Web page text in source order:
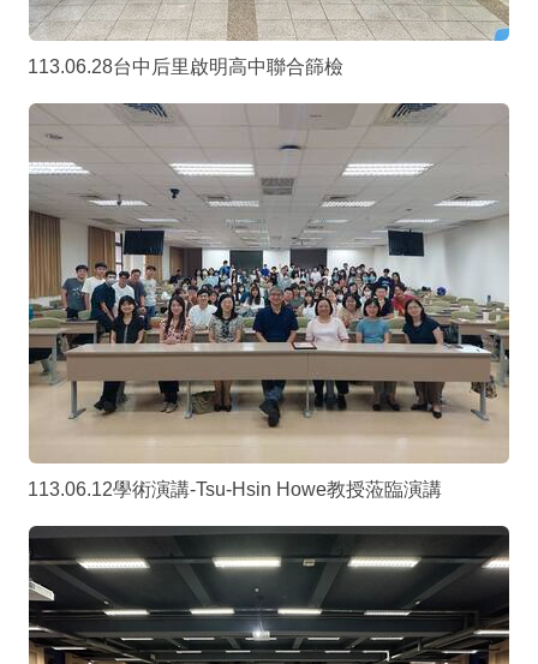
113.06.28台中后里啟明高中聯合篩檢
113.06.12學術演講-Tsu-Hsin Howe教授蒞臨演講